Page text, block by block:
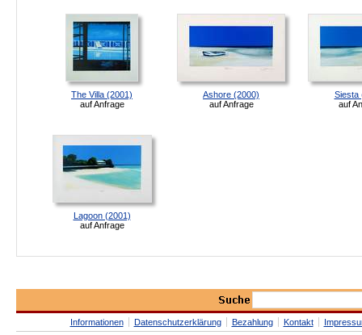
The Villa (2001)
auf Anfrage
Ashore (2000)
auf Anfrage
Siesta
auf
Lagoon (2001)
auf Anfrage
Informationen Datenschutzerklärung Bezahlung Kontakt